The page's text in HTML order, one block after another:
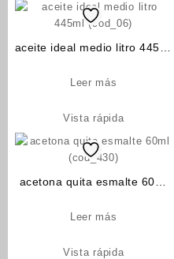
aceite ideal medio litro 445ml
Leer más
Vista rápida
acetona quita esmalte 60ml
Leer más
Vista rápida